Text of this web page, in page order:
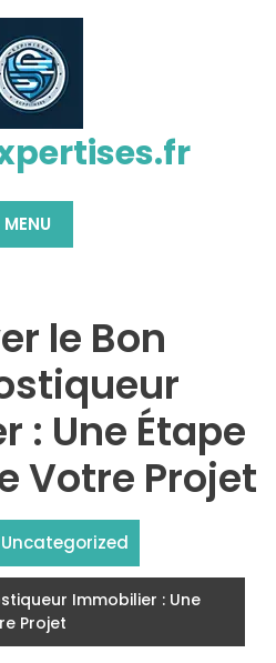
MENU
le Bon
: Une Étape
Votre Projet
Uncategorized
Immobilier : Une
Projet